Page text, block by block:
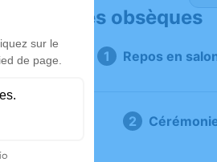
Déroulé des obsèques
Repos en